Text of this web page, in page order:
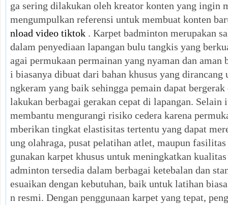
ga sering dilakukan oleh kreator konten yang ingin
mengumpulkan referensi untuk membuat konten
nload video tiktok . Karpet badminton merupakan
dalam penyediaan lapangan bulu tangkis yang
agai permukaan permainan yang nyaman dan
i biasanya dibuat dari bahan khusus yang dirancang
ngkeram yang baik sehingga pemain dapat
lakukan berbagai gerakan cepat di lapangan.
membantu mengurangi risiko cedera karena
mberikan tingkat elastisitas tertentu yang dapat
ung olahraga, pusat pelatihan atlet, maupun
gunakan karpet khusus untuk meningkatkan
adminton tersedia dalam berbagai ketebalan dan
esuaikan dengan kebutuhan, baik untuk latihan
n resmi. Dengan penggunaan karpet yang tepat,